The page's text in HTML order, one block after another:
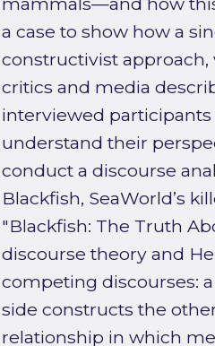
a case to show how a
constructivist approach,
critics and media
interviewed
understand their
conduct a discourse
Blackfish, SeaWorld’s
"Blackfish: The Truth
discourse theory and
competing discourses:
side constructs the
relationship in which